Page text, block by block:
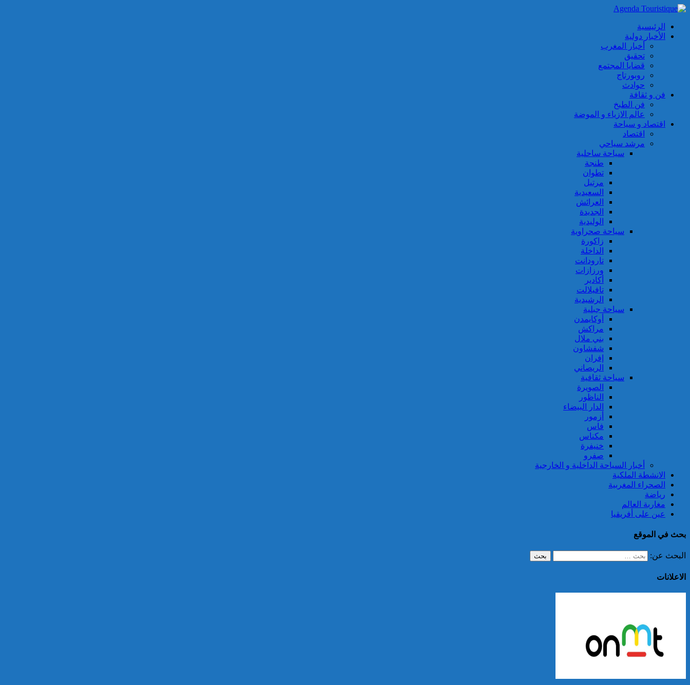
الرئيسية
الأخبار دولية
أخبار المغرب
تحقيق
قضايا المجتمع
روبورتاج
حوادث
فن و ثقافة
فن الطبخ
عالم الازياء و الموضة
اقتصاد و سياحة
اقتصاد
مرشد سياحي
سياحة ساحلية
طنجة
تطوان
مرتيل
السعيدية
العرائش
الجديدة
الوليدية
سياحة صحراوية
زاكورة
الداخلة
تارودانت
ورزازات
أكادير
تافيلالت
الرشيدية
سياحة جبلية
أوكايمدن
مراكش
بني ملال
شفشاون
إفران
الريصاني
سياحة ثقافية
الصويرة
الناظور
الدار البيضاء
أزمور
فاس
مكناس
خنيفرة
صفرو
أخبار السياحة الداخلية و الخارجية
الانشطة الملكية
الصحراء المغربية
رياضة
مغاربة العالم
عين على أفريقيا
بحث في الموقع
البحث عن:
الاعلانات